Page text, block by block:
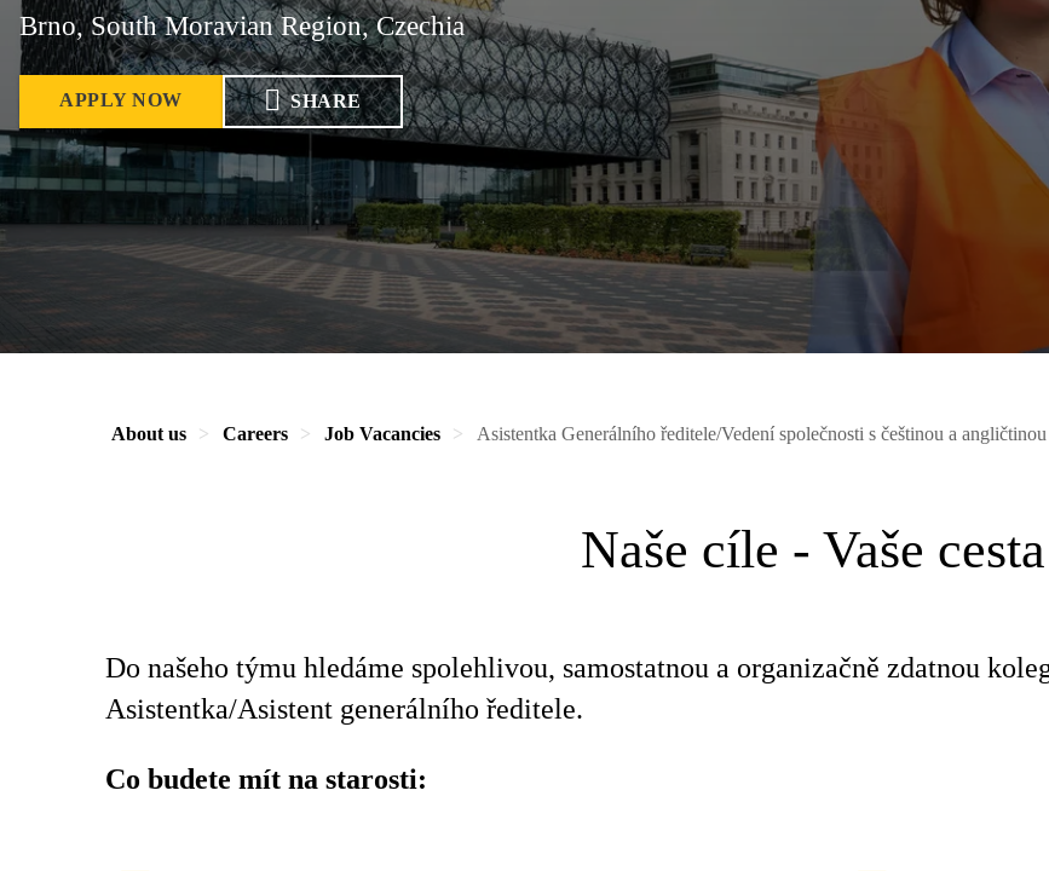
Brno, South Moravian Region, Czechia
APPLY NOW SHARE
About us Careers Job Vacancies Asistentka Generálního ředitele/Vedení společnosti s češtinou a angličtinou
Naše cíle - Vaše cesta
Do našeho týmu hledáme spolehlivou, samostatnou a organizačně zdatnou
Asistentka/Asistent generálního ředitele.
Co budete mít na starosti: